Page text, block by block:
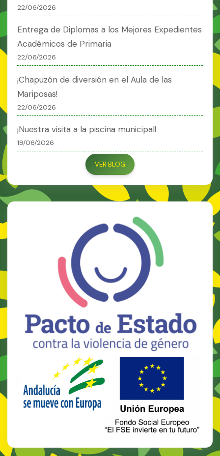
22/06/2026
Entrega de Diplomas a los Mejores Expedientes
Académicos de Primaria
22/06/2026
¡Chapuzón de diversión en el Aula de las
Mariposas!
22/06/2026
¡Nuestra visita a la piscina municipal!
19/06/2026
VER BLOG